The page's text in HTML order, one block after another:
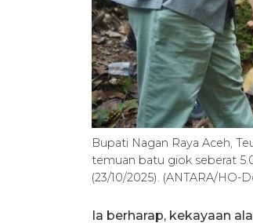
Bupati Nagan Raya Aceh,
temuan batu giok seberat
(23/10/2025). (ANTARA/HO-
Ia berharap, kekayaan